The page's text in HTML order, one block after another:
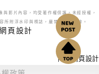
影片內容，均受著作權保護。未經授權，
所附浮水印與標誌，嚴禁更改或移除。
頁設計
阿腸網頁設計